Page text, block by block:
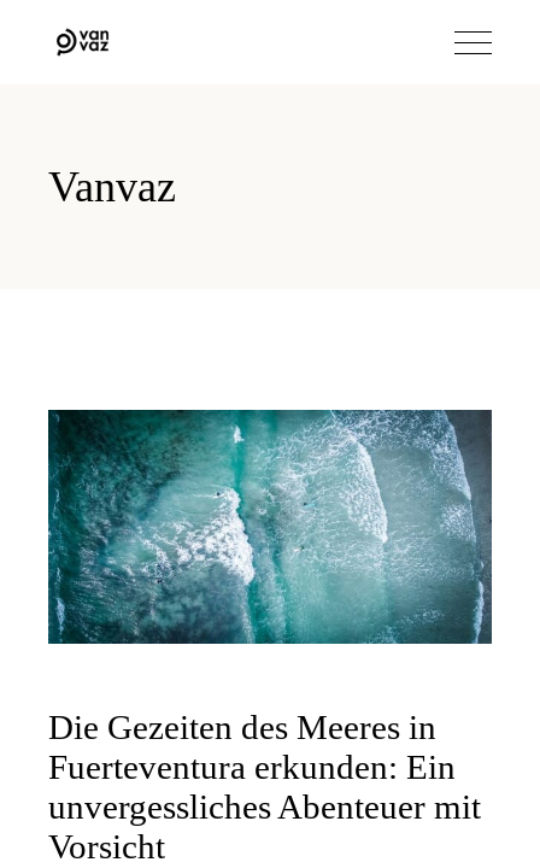
Vanvaz
Die Gezeiten des Meeres in
Fuerteventura erkunden: Ein
unvergessliches Abenteuer mit
Vorsicht